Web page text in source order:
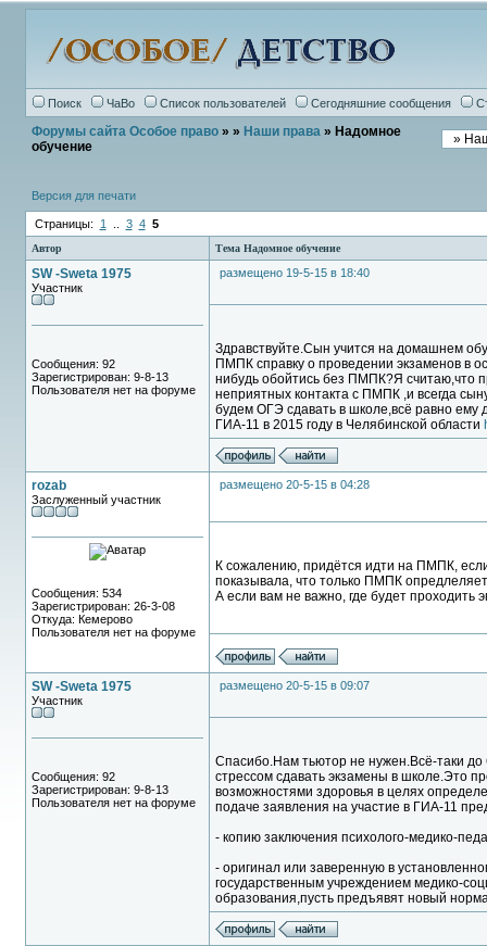
Поиск ЧаВо Список пользователей Сегодняшние сообщения
Форумы сайта Особое право» » Наши права» Надомное
обучение
Версия для печати
Страницы: 1 3 4 5
Автор Тема Надомное обучение
SW -Sweta 1975
Участник
Сообщения: 92
Зарегистрирован: 9-8-13
Пользователя нет на форуме
размещено 19-5-15 в 18:40
Здравствуйте.Сын учится на домашнем
ПМПК справку о проведении экзаменов в
нибудь обойтись без ПМПК?Я считаю,что
неприятных контакта с ПМПК ,и всегда
будем ОГЭ сдавать в школе,всё равно ему
ГИА-11 в 2015 году в Челябинской области
rozab
Заслуженный участник
Сообщения: 534
Зарегистрирован: 26-3-08
Откуда: Кемерово
Пользователя нет на форуме
размещено 20-5-15 в 04:28
К сожалению, придётся идти на ПМПК, если
показывала, что только ПМПК
А если вам не важно, где будет проходить
SW -Sweta 1975
Участник
Сообщения: 92
Зарегистрирован: 9-8-13
Пользователя нет на форуме
размещено 20-5-15 в 09:07
Спасибо.Нам тьютор не нужен.Всё-таки
стрессом сдавать экзамены в школе.Это
возможностями здоровья в целях
подаче заявления на участие в ГИА-11
- копию заключения психолого-медико-
- оригинал или заверенную в
государственным учреждением медико-
образования,пусть предъявят новый